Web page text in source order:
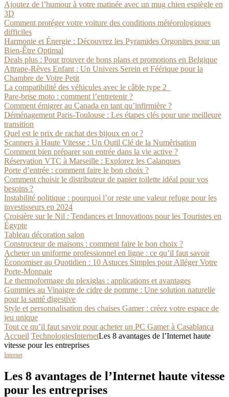
Ajoutez de l’humour à votre matinée avec un mug chien espiègle en
3D
Comment protéger votre voiture des conditions météorologiques
difficiles
Harmonie et Énergie : Découvrez les Pyramides Orgonites pour un
Bien-Être Optimal
Deals plus : Pour trouver de bons plans et promotions en Belgique
Attrape-Rêves Enfant : Un Univers Serein et Féérique pour la
Chambre de Votre Petit
La compatibilité des véhicules avec le câble type 2
Pare-brise moto : comment l’entretenir ?
Comment émigrer au Canada en tant qu’infirmière ?
Déménagement Paris-Toulouse : Les étapes clés pour une meilleure
transition
Quel est le prix de rachat des bijoux en or ?
Scanners à Haute Vitesse : Un Outil Clé de la Numérisation
Comment bien préparer son entrée dans la vie active ?
Réservation VTC à Marseille : Explorez les Calanques
Porte d’entrée : comment faire le bon choix ?
Comment choisir le distributeur de papier toilette idéal pour vos
besoins ?
Instabilité politique : pourquoi l’or reste une valeur refuge pour les
investisseurs en 2024
Croisière sur le Nil : Tendances et Innovations pour les Touristes en
Égypte
Tableau décoration salon
Constructeur de maisons : comment faire le bon choix ?
Acheter un uniforme professionnel en ligne : ce qu’il faut savoir
Économiser au Quotidien : 10 Astuces Simples pour Alléger Votre
Porte-Monnaie
Le thermoformage du plexiglas : applications et avantages
Gummies au Vinaigre de cidre de pomme : Une solution naturelle
pour la santé digestive
Style et personnalisation des chaises Gamer : créez votre espace de
jeu unique
Tout ce qu’il faut savoir pour acheter un PC Gamer à Casablanca
Accueil TechnologiesInternetLes 8 avantages de l’Internet haute
vitesse pour les entreprises
Internet
Les 8 avantages de l’Internet haute vitesse
pour les entreprises